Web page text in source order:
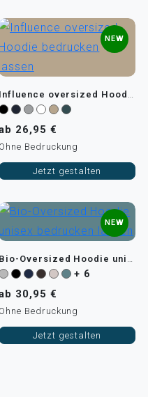
NEW
26,95 €
Ohne Bedruckung
Jetzt gestalten
NEW
+ 6
30,95 €
Ohne Bedruckung
Jetzt gestalten